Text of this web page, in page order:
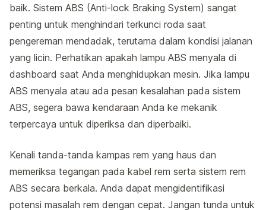
baik. Sistem ABS (Anti-lock Braking System) sangat
penting untuk menghindari terkunci roda saat
pengereman mendadak, terutama dalam kondisi jalanan
yang licin. Perhatikan apakah lampu ABS menyala di
dashboard saat Anda menghidupkan mesin. Jika lampu
ABS menyala atau ada pesan kesalahan pada sistem
ABS, segera bawa kendaraan Anda ke mekanik
terpercaya untuk diperiksa dan diperbaiki.
Kenali tanda-tanda kampas rem yang haus dan
memeriksa tegangan pada kabel rem serta sistem rem
ABS secara berkala. Anda dapat mengidentifikasi
potensi masalah rem dengan cepat. Jangan tunda untuk